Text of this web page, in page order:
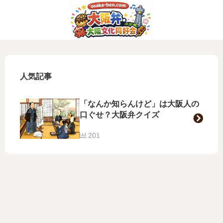
人気記事
「なんか知らんけど」は大阪人の
口ぐせ？大阪弁クイズ
201